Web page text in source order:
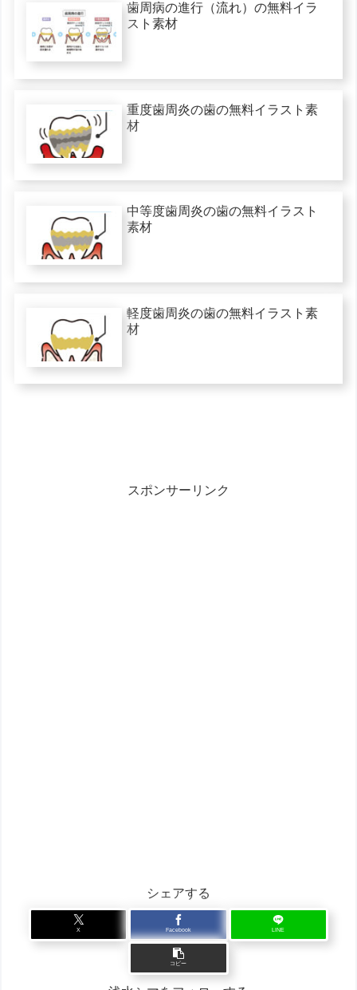
歯周病の進行（流れ）の無料イラ
スト素材
重度歯周炎の歯の無料イラスト素
材
中等度歯周炎の歯の無料イラスト
素材
軽度歯周炎の歯の無料イラスト素
材
スポンサーリンク
シェアする
X Facebook LINE
コピー